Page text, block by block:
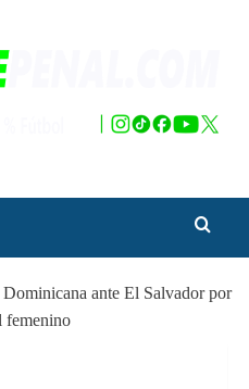
Dominicana ante El Salvador por
femenino